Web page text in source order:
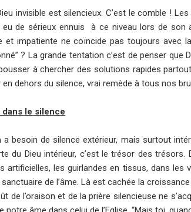
invisible est silencieux. C’est le comble !
de sérieux ennuis à ce niveau lors de son
et impatiente ne coïncide pas toujours avec
? La grande tentation c’est de penser
à chercher des solutions rapides
dehors du silence, vrai remède à tous nos
le silence
a besoin de silence extérieur, mais surtout
du Dieu intérieur, c’est le trésor des
artificielles, les guirlandes en tissus, dans
de l’âme. Là est cachée la
de l’oraison et de la prière silencieuse ne